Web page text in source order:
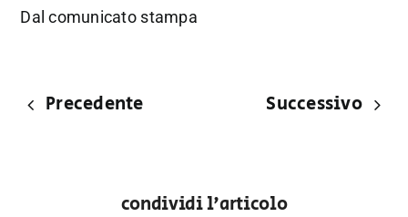
Dal comunicato stampa
Precedente Successivo
condividi l'articolo